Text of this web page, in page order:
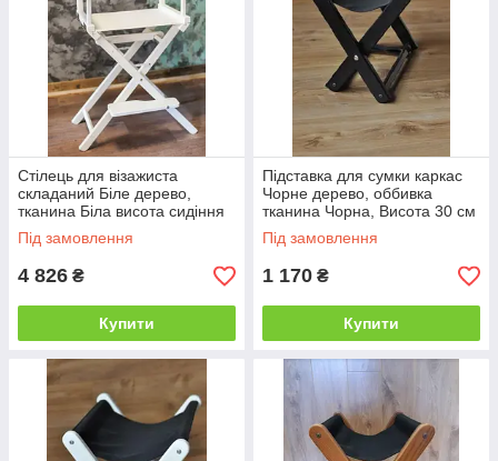
опцією у вигляді підставки для сумочки, ви можете на
нашому сайті не тільки в роздріб, а й оптом, що вигідно для
франшизних закладів, що розташовуються по всій країні.
Стілець для візажиста
складаний Біле дерево,
тканина Біла висота сидіння
73 см (ArtCenter-TM)
Під замовлення
4 826 ₴
Купити
Підставка для сумки каркас
Чорне дерево, оббивка
тканина Чорна, Висота 30 см
(ArtCenter-TM)
Під замовлення
1 170 ₴
Купити